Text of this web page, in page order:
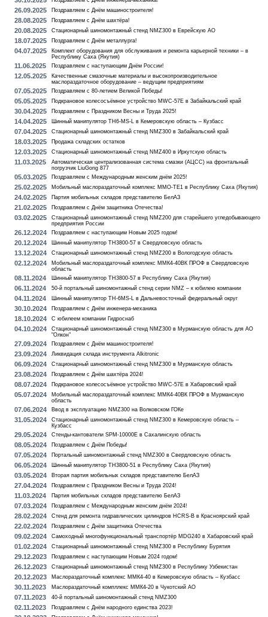
26.09.2025 Поздравляем с Днём машиностроителя!
28.08.2025 Поздравляем с Днём шахтёра!
20.08.2025 Стационарный шиномонтажный стенд NMZ300 в Еврейскую АО
18.07.2025 Поздравляем с Днём металлурга!
04.07.2025
Комплект оборудования для обслуживания и ремонта карьерной техники – в
Республику Саха (Якутия)
11.06.2025 Поздравляем с наступающим Днём России!
12.05.2025
Качественные смазочные материалы и высокопроизводительное
маслораздаточное оборудование – ведущим предприятиям
07.05.2025 Поздравляем с 80-летием Великой Победы!
05.05.2025 Подкрановое колесосъёмное устройство MWC-57E в Забайкальский край
30.04.2025 Поздравляем с Праздником Весны и Труда 2025!
14.04.2025 Шинный манипулятор TH6-MS-L в Кемеровскую область – Кузбасс
07.04.2025 Стационарный шиномонтажный стенд NMZ300 в Забайкальский край
18.03.2025 Продажа складских остатков
12.03.2025 Стационарный шиномонтажный стенд NMZ400 в Иркутскую область
11.03.2025
Автоматическая централизованная система смазки (АЦСС) на фронтальный
погрузчик LiuGong 877
05.03.2025 Поздравляем с Международным женским днём 2025!
25.02.2025 Мобильный маслораздаточный комплекс MMO-TE1 в Республику Саха (Якутия)
24.02.2025 Партия мобильных складов представителю БелАЗ
21.02.2025 Поздравляем с Днём защитника Отечества!
03.02.2025
Стационарный шиномонтажный стенд NMZ200 для старейшего угледобывающего
предприятия России
26.12.2024 Поздравляем с наступающим Новым 2025 годом!
20.12.2024 Шинный манипулятор TH3800-57 в Свердловскую область
13.12.2024 Стационарный шиномонтажный стенд NMZ200 в Вологодскую область
02.12.2024
Мобильный маслораздаточный комплекс ММК4-40ВК ПРОФ в Свердловскую
область
08.11.2024 Шинный манипулятор TH3800-57 в Республику Саха (Якутия)
06.11.2024 50-й портальный шиномонтажный стенд серии NMZ – к юбилею компании
04.11.2024 Шинный манипулятор TH-6MS-L в Дальневосточный федеральный округ
30.10.2024 Поздравляем с Днём инженера-механика
18.10.2024 С юбилеем компании Гидроснаб
04.10.2024
Стационарный шиномонтажный стенд NMZ300 в Мурманскую область для АО
"Олкон"
27.09.2024 Поздравляем с Днём машиностроителя!
23.09.2024 Ликвидация склада инструмента Alkitronic
06.09.2024 Стационарный шиномонтажный стенд NMZ300 в Мурманскую область
23.08.2024 Поздравляем с Днём шахтёра 2024!
08.07.2024 Подкрановое колесосъёмное устройство MWC-57E в Хабаровский край
05.07.2024
Мобильный маслораздаточный комплекс ММК4-40ВК ПРОФ в Мурманскую
область
07.06.2024 Ввод в эксплуатацию NMZ300 на Волковском ГОКе
31.05.2024
Стационарный шиномонтажный стенд NMZ300 в Кемеровскую область –
Кузбасс
29.05.2024 Стенды-кантователи SPM-10000E в Сахалинскую область
08.05.2024 Поздравляем с Днём Победы!
07.05.2024 Портальный шиномонтажный стенд NMZ300 в Свердловскую область
06.05.2024 Шинный манипулятор TH3800-51 в Республику Саха (Якутия)
03.05.2024 Вторая партия мобильных складов представителю БелАЗ
27.04.2024 Поздравляем с Праздником Весны и Труда 2024!
11.03.2024 Партия мобильных складов представителю БелАЗ
07.03.2024 Поздравляем с Международным женским днём 2024!
28.02.2024 Стенд для ремонта гидравлических цилиндров HCRS-B в Красноярский край
22.02.2024 Поздравляем с Днём защитника Отечества
09.02.2024 Самоходный многофункциональный транспортёр MDG240 в Хабаровский край
01.02.2024 Стационарный шиномонтажный стенд NMZ300 в Республику Бурятия
29.12.2023 Поздравляем с наступающим Новым 2024 годом!
26.12.2023 Стационарный шиномонтажный стенд NMZ300 в Республику Узбекистан
20.12.2023 Маслораздаточный комплекс ММК4-40 в Кемеровскую область – Кузбасс
30.11.2023 Маслораздаточный компллекс ММК4-20 в Чукотский АО
07.11.2023 40-й портальный шиномонтажный стенд NMZ300
02.11.2023 Поздравляем с Днём народного единства 2023!